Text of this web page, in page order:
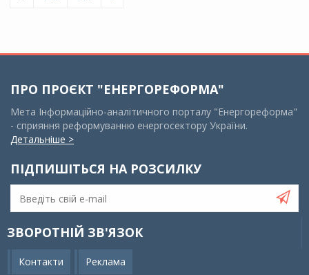
ПРО ПРОЄКТ "ЕНЕРГОРЕФОРМА"
Мета Інформаційно-аналітичного порталу "Енергореформа"
- сприяння реформуванню енергосектору України.
Детальніше >
ПІДПИШІТЬСЯ НА РОЗСИЛКУ
ЗВОРОТНІЙ ЗВ'ЯЗОК
Контакти Реклама